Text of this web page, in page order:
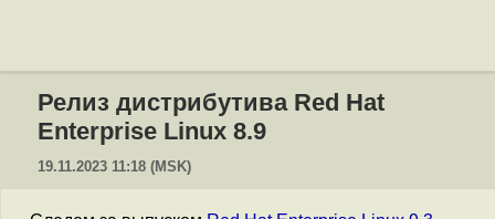
Релиз дистрибутива Red Hat
Enterprise Linux 8.9
19.11.2023 11:18 (MSK)